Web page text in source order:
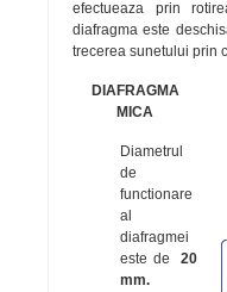
efectueaza prin
diafragma este
trecerea sunetului prin
DIAFRAGMA
MICA
Diametrul
de
functionare
al
diafragmei
este de 20
mm.